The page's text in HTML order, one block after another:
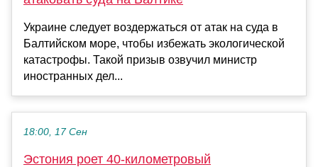
Украине следует воздержаться от атак на суда в
Балтийском море, чтобы избежать экологической
катастрофы. Такой призыв озвучил министр
иностранных дел...
18:00, 17 Сен
Эстония роет 40-километровый